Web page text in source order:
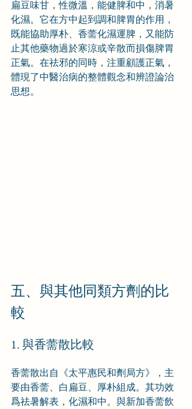
扁豆味甘，性微溫，能健脾和中，消暑
化濕。它在方中起到調和脾胃的作用，
既能協助厚朴、香薷化濕運脾，又能防
止其他藥物過於寒涼或辛散而損傷脾胃
正氣。在祛邪的同時，注重顧護正氣，
體現了中醫治病的整體觀念和辨證論治
思想。
五、與其他同類方劑的比
較
1. 與香薷散比較
香薷散出自《太平惠民和劑局方》，主
要由香薷、白扁豆、厚朴組成。其功效
爲祛暑解表，化濕和中。與新加香薷飲